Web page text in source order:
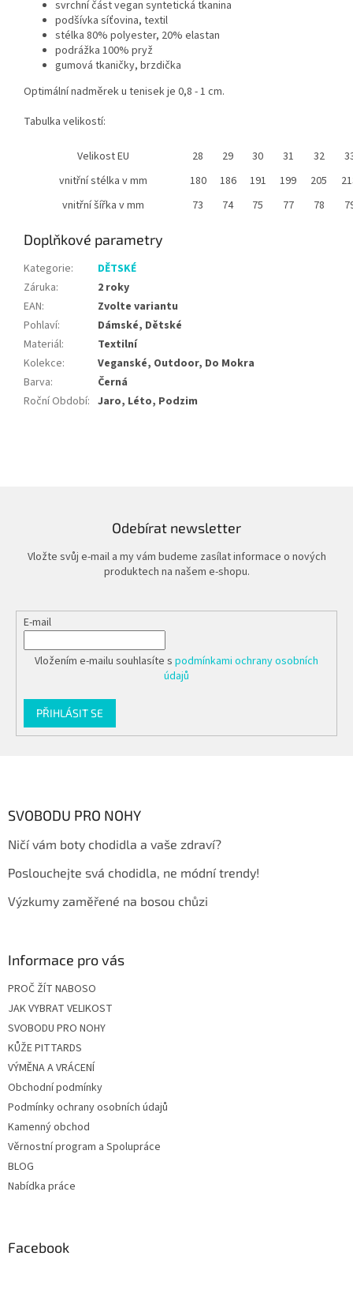
svrchní část vegan syntetická tkanina
podšívka síťovina, textil
stélka 80% polyester, 20% elastan
podrážka 100% pryž
gumová tkaničky, brzdička
Optimální nadměreku tenisek je 0,8 - 1 cm.
Tabulka velikostí:
Velikost EU 28 29 30 31 32
vnitřní stélka v mm
180 186 191 199 205
vnitřní šířka v mm
73 74 75 77 78
Doplňkové parametry
Kategorie:
DĚTSKÉ
Záruka:
2 roky
EAN:
Zvolte variantu
Pohlaví:
Dámské, Dětské
Materiál:
Textilní
Kolekce:
Veganské, Outdoor, Do Mokra
Barva:
Černá
Roční Období: Jaro, Léto, Podzim
Odebírat newsletter
Vložte svůj e-mail a my vám budeme zasílat informace o nových
produktech na našem e-shopu.
E-mail
Vložením e-mailu souhlasíte s podmínkami ochrany osobních
údajů
PŘIHLÁSIT SE
SVOBODU PRO NOHY
Ničí vám boty chodidla a vaše zdraví?
Poslouchejte svá chodidla, ne módní trendy!
Výzkumy zaměřené na bosou chůzi
Informace pro vás
PROČ ŽÍT NABOSO
JAK VYBRAT VELIKOST
SVOBODU PRO NOHY
KŮŽE PITTARDS
VÝMĚNA A VRÁCENÍ
Obchodní podmínky
Podmínky ochrany osobních údajů
Kamenný obchod
Věrnostní program a Spolupráce
BLOG
Nabídka práce
Facebook